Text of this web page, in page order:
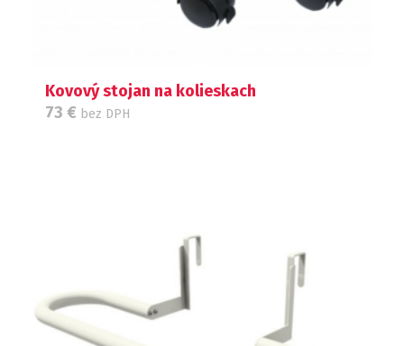
Kovový stojan na kolieskach
73 € bez DPH